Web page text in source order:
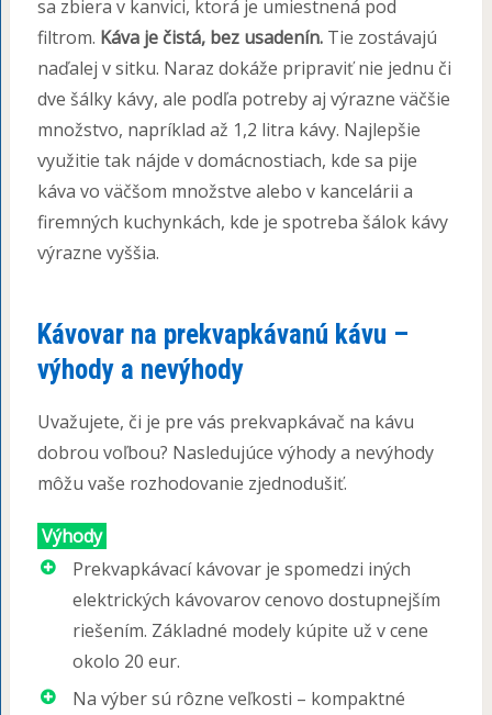
sa zbiera v kanvici, ktorá je umiestnená pod
filtrom. Káva je čistá, bez usadenín.Tie zostávajú
naďalej v sitku. Naraz dokáže pripraviť nie jednu či
dve šálky kávy, ale podľa potreby aj výrazne väčšie
množstvo, napríklad až 1,2 litra kávy. Najlepšie
využitie tak nájde v domácnostiach, kde sa pije
káva vo väčšom množstve alebo v kancelárii a
firemných kuchynkách, kde je spotreba šálok kávy
výrazne vyššia.
Kávovar na prekvapkávanú kávu –
výhody a nevýhody
Uvažujete, či je pre vás prekvapkávač na kávu
dobrou voľbou? Nasledujúce výhody a nevýhody
môžu vaše rozhodovanie zjednodušiť.
Výhody
Prekvapkávací kávovar je spomedzi iných
elektrických kávovarov cenovo dostupnejším
riešením. Základné modely kúpite už v cene
okolo 20 eur.
Na výber sú rôzne veľkosti – kompaktné